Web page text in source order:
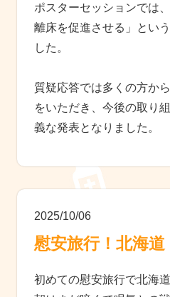
ポスターセッションでは
離床を促進させる」とい
した。
質疑応答では多くの方か
をいただき、今後の取り
義な発表となりました。
2025/10/06
慰安旅行！北海道
初めての慰安旅行で北海